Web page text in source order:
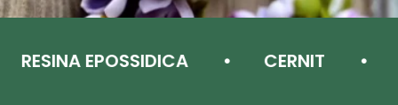
EPOSSIDICA CERNIT